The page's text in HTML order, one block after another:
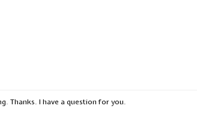
Thanks. I have a question for you.